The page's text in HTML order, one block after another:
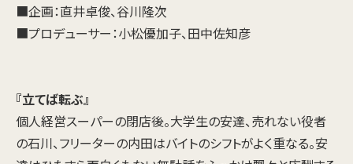
■企画：直井卓俊、谷川隆次
■プロデューサー：小松優加子、田中佐知彦
『立てば転ぶ』
個人経営スーパーの閉店後。大学生の安達、売れない役者
の石川、フリーターの内田はバイトのシフトがよく重なる。安